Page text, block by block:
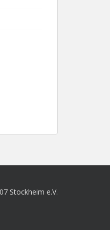
Stockheim e.V.